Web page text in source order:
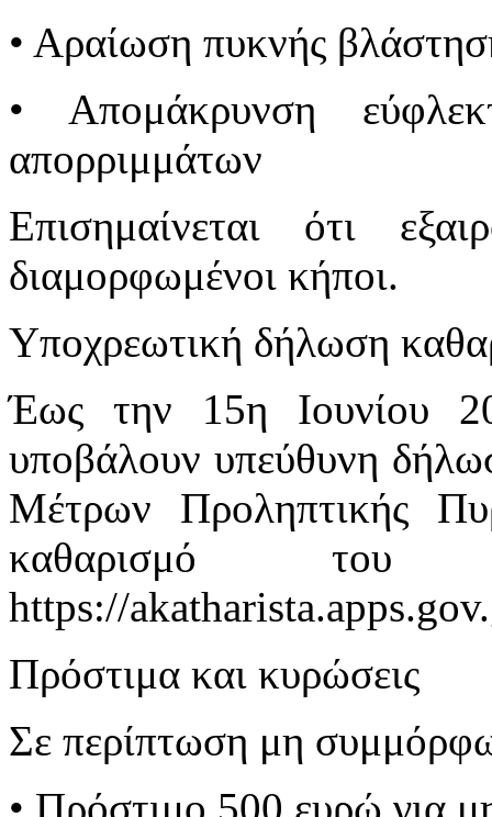
• Αραίωση πυκνής
• Απομάκρυνση
απορριμμάτων
Επισημαίνεται ότι
διαμορφωμένοι κήποι.
Υποχρεωτική δήλωση
Έως την 15η Ιουνίου
υποβάλουν υπεύθυνη
Μέτρων Προληπτικής
καθαρισμό
https://
Πρόστιμα και κυρώσεις
Σε περίπτωση μη
• Πρόστιμο 500 ευρώ για